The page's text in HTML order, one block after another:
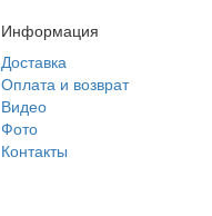
Информация
Доставка
Оплата и возврат
Видео
Фото
Контакты